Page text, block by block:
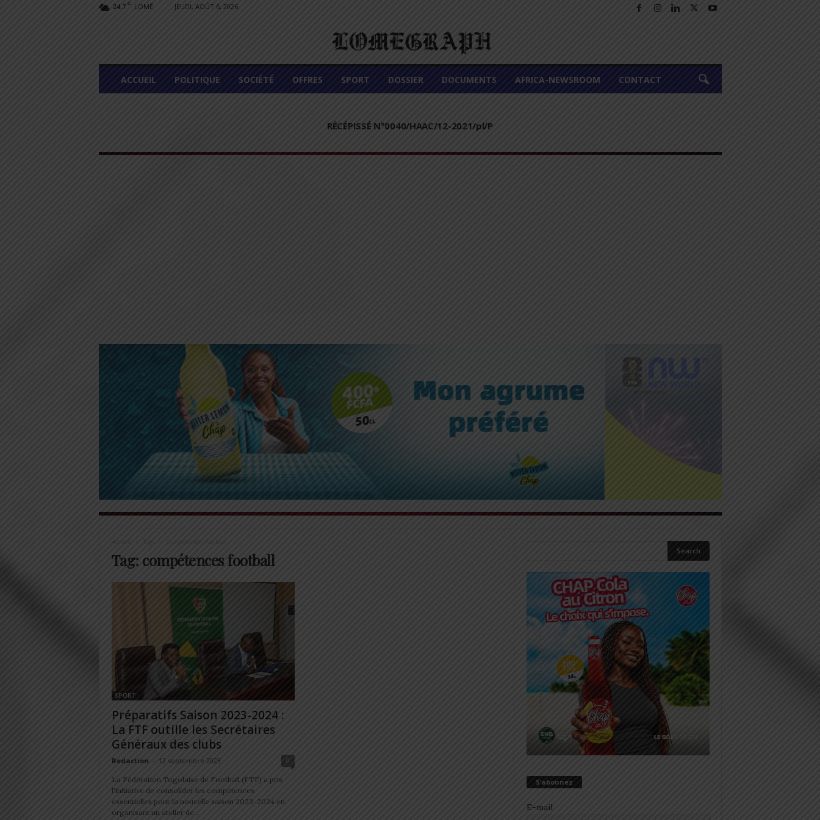
24.7 C LOMÉ JEUDI, AOÛT 6, 2026
L
M
ACCUEIL POLITIQUE SOCIÉTÉ OFFRES SPORT DOSSIER DOCUMENTS AFRICA-NEWSROOM CONTACT
RÉCÉPISSÉ N°0040/HAAC/12-2021/pl/P
Accueil Tags Compétences football
Tag: compétences football
SPORT
Préparatifs Saison 2023-2024 :
La FTF outille les Secrétaires
Généraux des clubs
Redaction - 12 septembre 2023 0
La Fédération Togolaise de Football (FTF) a pris
l'initiative de consolider les compétences
essentielles pour la nouvelle saison 2023-2024 en
organisant un atelier de...
S’abonnez
E-mail